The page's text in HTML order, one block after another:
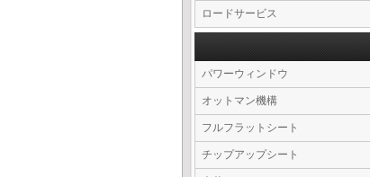
ロードサービス
パワーウィンドウ
オットマン機構
フルフラットシート
チップアップシート